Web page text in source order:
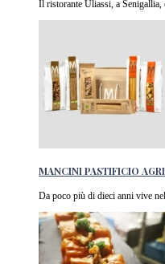
Il ristorante Uliassi, a Senigallia,
MANCINI PASTIFICIO
Da poco più di dieci anni vive